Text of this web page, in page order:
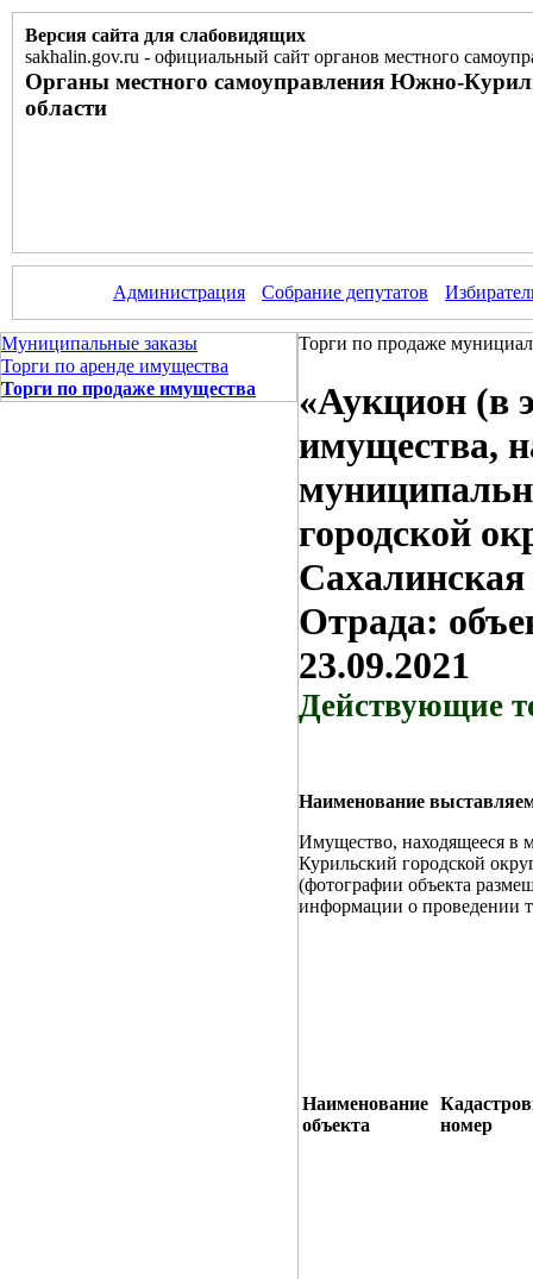
Версия сайта для слабовидящих
sakhalin.gov.ru - официальный сайт органов местного
Органы местного самоуправления Южно-
области
Администрация Собрание депутатов
Муниципальные заказы
Торги по аренде имущества
Торги по продаже имущества
Торги по продаже
«Аукцион (в
имущества,
городской
Отрада:
23.09.2021
Действующие
Наименование
Имущество, находящееся в
Курильский городской
(фотографии объекта
информации о проведении
Наименование
объекта
номер